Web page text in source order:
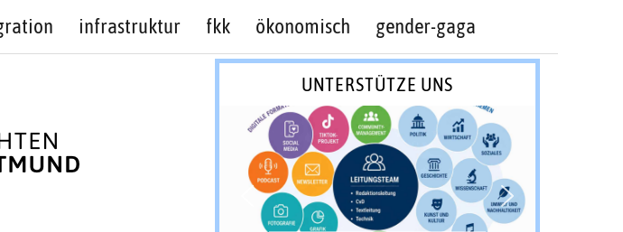
infrastruktur fkk ökonomisch gender-gaga
UNTERSTÜTZE UNS